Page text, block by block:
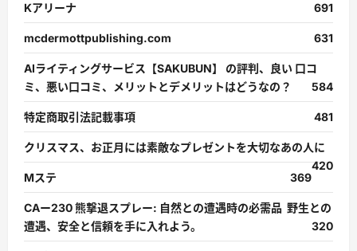
Kアリーナ 691
mcdermottpublishing.com 631
AIライティングサービス【SAKUBUN】 の評判、良い 口コ
ミ、悪い口コミ、メリットとデメリットはどうなの？
584
特定商取引法記載事項 481
クリスマス、お正月には素敵なプレゼントを大切なあの人に
420
Mステ
369
CAー230 熊撃退スプレー: 自然との遭遇時の必需品 野生との
遭遇、安全と信頼を手に入れよう。
320